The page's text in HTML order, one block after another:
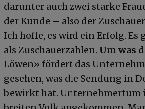
darunter auch zwei starke
der Kunde – also der
Ich hoffe, es wird ein Erfolg. Es
als Zuschauerzahlen. Um was
Löwen» fördert das
gesehen, was die Sendung in
bewirkt hat. Unternehmertum